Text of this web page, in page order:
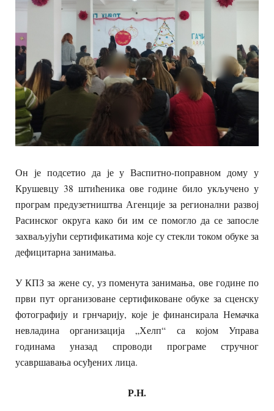
Он је подсетио да је у Васпитно-поправном дому у
Крушевцу 38 штићеника ове године било укључено у
програм предузетништва Агенције за регионални развој
Расинског округа како би им се помогло да се запосле
захваљујући сертификатима које су стекли током обуке за
дефицитарна занимања.
У КПЗ за жене су, уз поменута занимања, ове године по
први пут организоване сертификоване обуке за сценску
фотографију и грнчарију, које је финансирала Немачка
невладина организација „Хелп“ са којом Управа
годинама уназад спроводи програме стручног
усавршавања осуђених лица.
Р.Н.